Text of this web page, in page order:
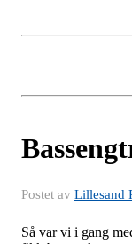
Postet av Lillesand
Så var vi i gang